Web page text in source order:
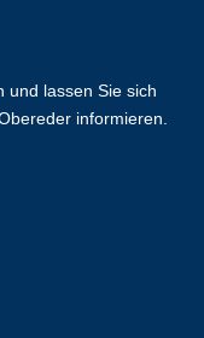
und lassen Sie sich
informieren.